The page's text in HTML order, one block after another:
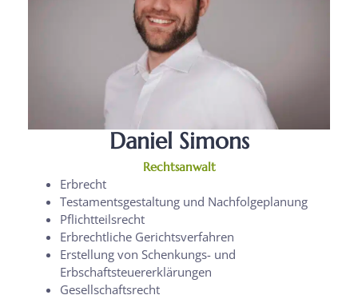
Daniel Simons
Rechtsanwalt
Erbrecht
Testamentsgestaltung und Nachfolgeplanung
Pflichtteilsrecht
Erbrechtliche Gerichtsverfahren
Erstellung von Schenkungs- und
Erbschaftsteuererklärungen
Gesellschaftsrecht